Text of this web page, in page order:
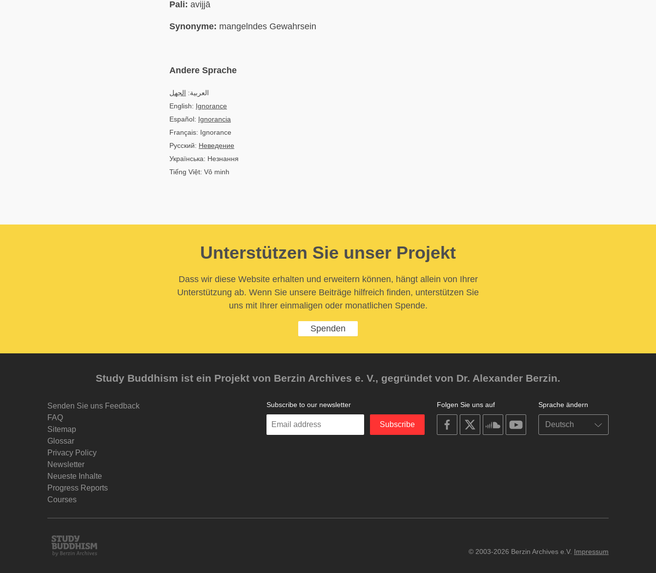
Pali: avijjā
Synonyme: mangelndes Gewahrsein
Andere Sprache
العربية: الجهل
English: Ignorance
Español: Ignorancia
Français: Ignorance
Русский: Неведение
Українська: Незнання
Tiếng Việt: Vô minh
Unterstützen Sie unser Projekt
Dass wir diese Website erhalten und erweitern können, hängt allein von Ihrer
Unterstützung ab. Wenn Sie unsere Beiträge hilfreich finden, unterstützen Sie
uns mit Ihrer einmaligen oder monatlichen Spende.
Spenden
Study Buddhism ist ein Projekt von Berzin Archives e. V., gegründet von Dr. Alexander Berzin.
Senden Sie uns Feedback
FAQ
Sitemap
Glossar
Privacy Policy
Newsletter
Neueste Inhalte
Progress Reports
Courses
Sprache ändern
Folgen Sie uns auf
on
facebook
on
on
soundcloudyoutube
Subscribe to our newsletter
Enter
Subscribe
Study
Buddhism
© 2003-2026 Berzin Archives e.V. Impressum